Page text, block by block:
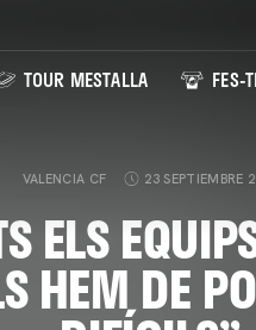
TOUR MESTALLA FES-
VALENCIA CF 23 SEPTIEMBRE
ELS
HEM DE